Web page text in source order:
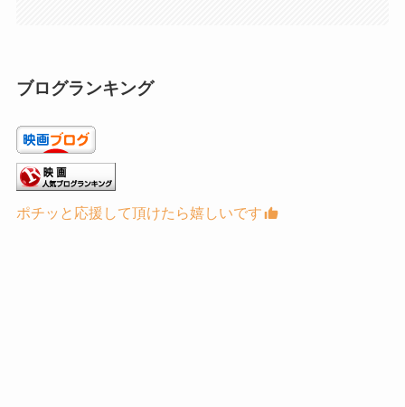
ブログランキング
ポチッと応援して頂けたら嬉しいです